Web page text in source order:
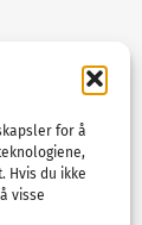
for å
Hvis du ikke
visse
.com